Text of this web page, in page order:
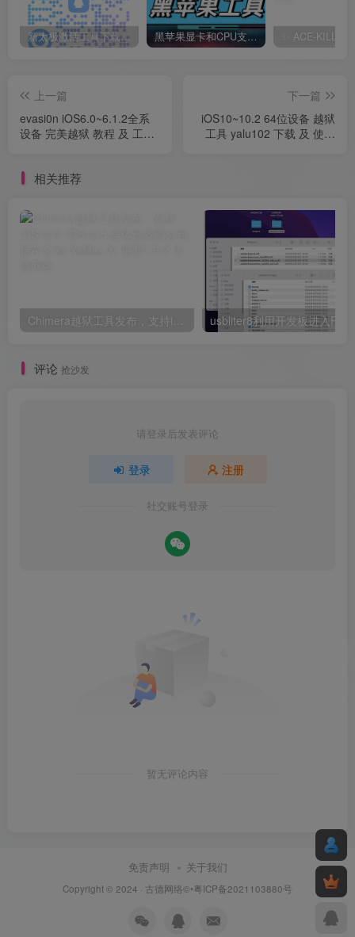
新太极激活工具下载/教程/充值/开户(QQ交流群号749113977) 黑苹果显卡和CPU支持情况以及购买硬件防踩坑指南
上一篇
evasi0n iOS6.0~6.1.2全系
设备 完美越狱 教程 及 工具
下一篇
iOS10~10.2 64位设备 越狱
工具 yalu102 下载 及 使用
相关推荐
Chimera越狱工具发布，支持iOS12.0~iOS12.5 全体设备部分包括A12 Xs XsMax Xr 更新1.6.2
评论 抢沙发
请登录后发表评论
登录 注册
社交账号登录
暂无评论内容
免责声明 关于我们
Copyright © 2024 · 古德网络©•粤ICP备2021103880号